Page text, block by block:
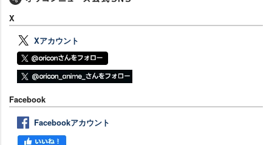
X
Xアカウント
Facebook
Facebookアカウント